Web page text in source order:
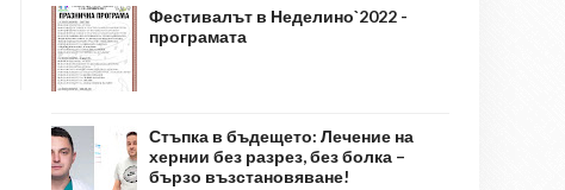
Фестивалът в Неделино`2022 -
програмата
Стъпка в бъдещето: Лечение на
хернии без разрез, без болка –
бързо възстановяване!